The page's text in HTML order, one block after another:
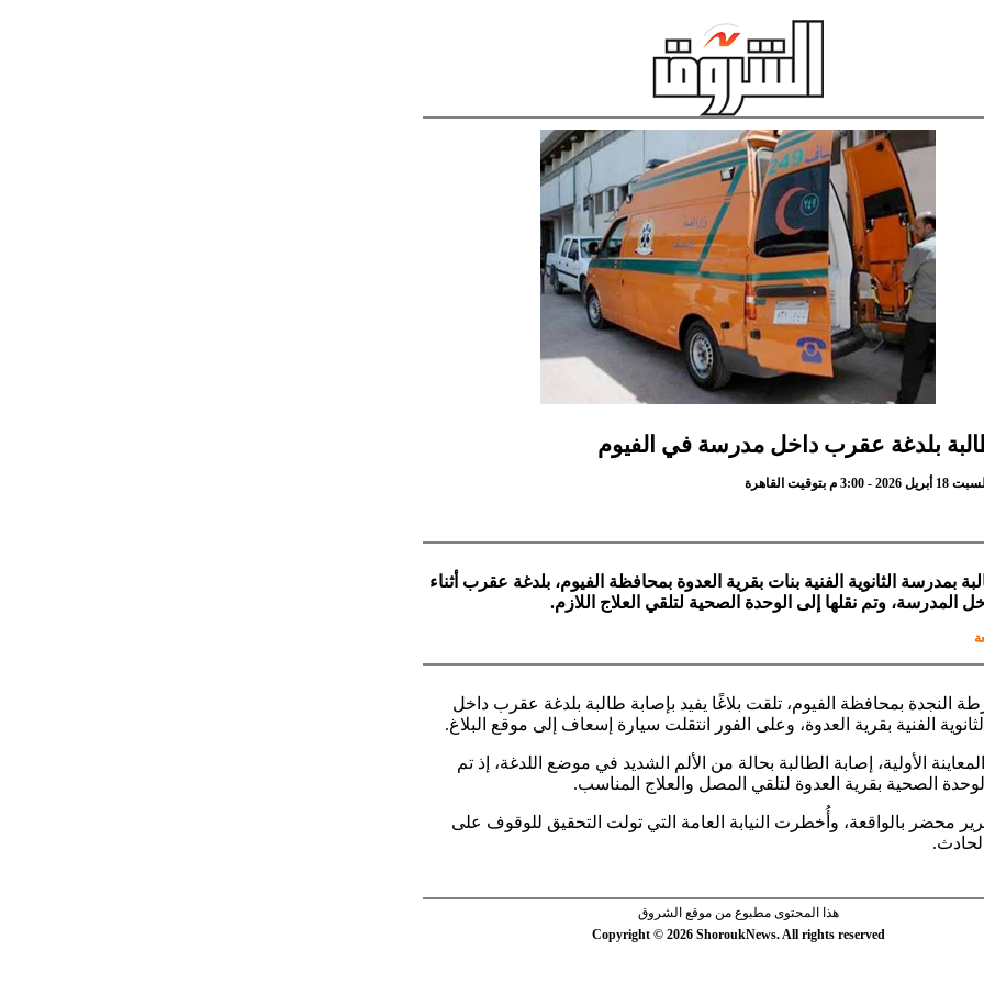
بلدغة عقرب داخل مدرسة في الفيوم
م بتوقيت القاهرة
بمدرسة الثانوية الفنية بنات بقرية العدوة بمحافظة الفيوم، بلدغة عقرب أثناء
المدرسة، وتم نقلها إلى الوحدة الصحية لتلقي العلاج اللازم.
النجدة بمحافظة الفيوم، تلقت بلاغًا يفيد بإصابة طالبة بلدغة عقرب داخل
الفنية بقرية العدوة، وعلى الفور انتقلت سيارة إسعاف إلى موقع البلاغ.
الأولية، إصابة الطالبة بحالة من الألم الشديد في موضع اللدغة، إذ تم
الصحية بقرية العدوة لتلقي المصل والعلاج المناسب.
محضر بالواقعة، وأُخطرت النيابة العامة التي تولت التحقيق للوقوف على
هذا المحتوى مطبوع من موقع الشروق
Copyright © 2026 ShoroukNews. All rights reserved